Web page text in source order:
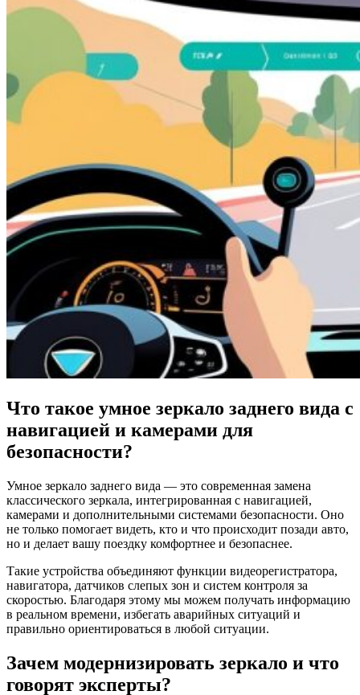
Что такое умное зеркало заднего вида с
навигацией и камерами для
безопасности?
Умное зеркало заднего вида — это современная замена
классического зеркала, интегрированная с навигацией,
камерами и дополнительными системами безопасности. Оно
не только помогает видеть, кто и что происходит позади авто,
но и делает вашу поездку комфортнее и безопаснее.
Такие устройства объединяют функции видеорегистратора,
навигатора, датчиков слепых зон и систем контроля за
скоростью. Благодаря этому мы можем получать информацию
в реальном времени, избегать аварийных ситуаций и
правильно ориентироваться в любой ситуации.
Зачем модернизировать зеркало и что
говорят эксперты?